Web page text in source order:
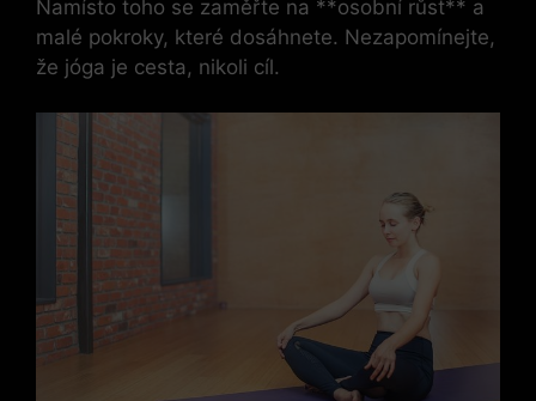
Namísto toho se zaměřte na **osobní růst** a
malé pokroky, které dosáhnete. Nezapomínejte,
že jóga je cesta, nikoli cíl.